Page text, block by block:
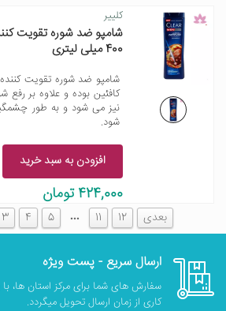
کلییر
شامپو ضد شوره تقویت
400 میلی لیتری
شامپو ضد شوره تقویت کننده
کافئین بوده و علاوه بر
نیز می شود و به طور
شود.
افزودن به سبد خرید
424,000 تومان
3 4 5 … 11 12 بعدی
ارسال سریع - پست ویژه
کاری از زمان ارسال تحویل میگردد.